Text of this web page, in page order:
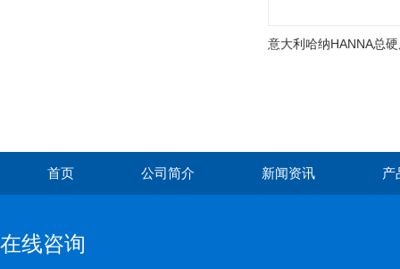
首页 公司简介 新闻资讯 产
在线咨询